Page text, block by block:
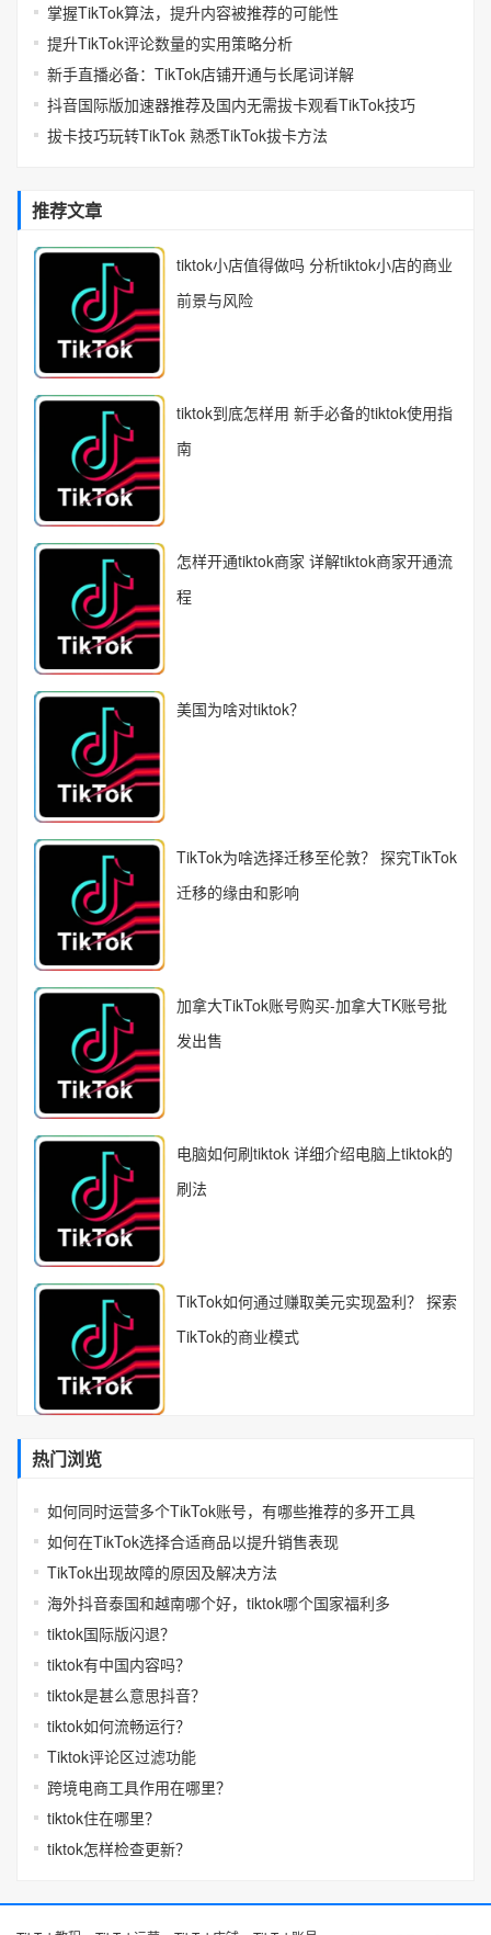
掌握TikTok算法，提升内容被推荐的可能性
提升TikTok评论数量的实用策略分析
新手直播必备：TikTok店铺开通与长尾词详解
抖音国际版加速器推荐及国内无需拔卡观看TikTok技巧
拔卡技巧玩转TikTok 熟悉TikTok拔卡方法
推荐文章
tiktok小店值得做吗 分析tiktok小店的商业
前景与风险
tiktok到底怎样用 新手必备的tiktok使用指
南
怎样开通tiktok商家 详解tiktok商家开通流
程
美国为啥对tiktok？
TikTok为啥选择迁移至伦敦？ 探究TikTok
迁移的缘由和影响
加拿大TikTok账号购买-加拿大TK账号批
发出售
电脑如何刷tiktok 详细介绍电脑上tiktok的
刷法
TikTok如何通过赚取美元实现盈利？ 探索
TikTok的商业模式
热门浏览
如何同时运营多个TikTok账号，有哪些推荐的多开工具
如何在TikTok选择合适商品以提升销售表现
TikTok出现故障的原因及解决方法
海外抖音泰国和越南哪个好，tiktok哪个国家福利多
tiktok国际版闪退？
tiktok有中国内容吗？
tiktok是甚么意思抖音？
tiktok如何流畅运行？
Tiktok评论区过滤功能
跨境电商工具作用在哪里？
tiktok住在哪里？
tiktok怎样检查更新？